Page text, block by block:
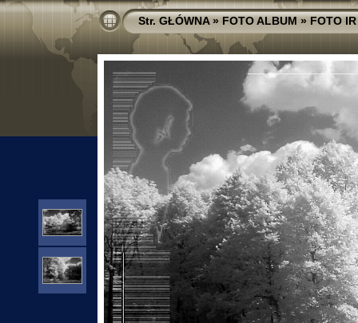
Str. GŁÓWNA»FOTO ALBUM»FOTO IR